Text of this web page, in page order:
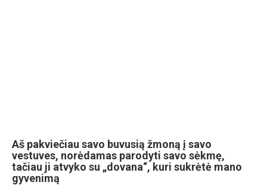
Aš pakviečiau savo buvusią žmoną į savo
vestuves, norėdamas parodyti savo sėkmę,
tačiau ji atvyko su „dovana“, kuri sukrėtė mano
gyvenimą